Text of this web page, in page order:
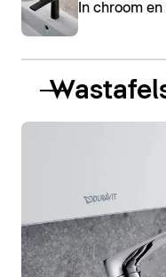
In chroom